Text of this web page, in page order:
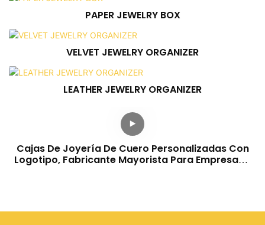
PAPER JEWELRY BOX
VELVET JEWELRY ORGANIZER
LEATHER JEWELRY ORGANIZER
Cajas De Joyería De Cuero Personalizadas Con
Logotipo, Fabricante Mayorista Para Empresas -